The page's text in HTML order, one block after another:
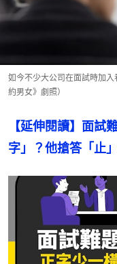
如今不少大公司在面試時加
約男女》劇照）
【延伸閱讀】面試
字」？他搶答「止